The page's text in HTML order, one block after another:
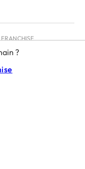
?
réunit près de 500
d'enseignes détaillées
Ce portail permet de